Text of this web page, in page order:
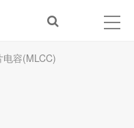
电容(MLCC)